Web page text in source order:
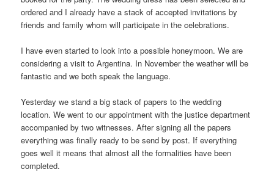
ordered and I already have a stack of accepted invitations by
friends and family whom will participate in the celebrations.
I have even started to look into a possible honeymoon. We are
considering a visit to Argentina. In November the weather will be
fantastic and we both speak the language.
Yesterday we stand a big stack of papers to the wedding
location. We went to our appointment with the justice department
accompanied by two witnesses. After signing all the papers
everything was finally ready to be send by post. If everything
goes well it means that almost all the formalities have been
completed.